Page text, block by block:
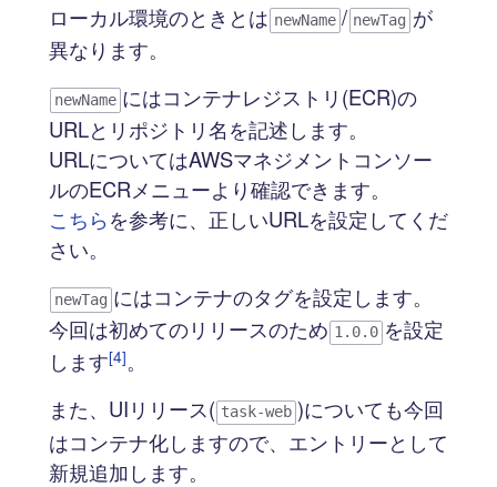
ローカル環境のときとは newName / newTag が
異なります。
newName にはコンテナレジストリ(ECR)の
URLとリポジトリ名を記述します。
URLについてはAWSマネジメントコンソー
ルのECRメニューより確認できます。
こちらを参考に、正しいURLを設定してくだ
さい。
newTag にはコンテナのタグを設定します。
今回は初めてのリリースのため 1.0.0 を設定
します[4]。
また、UIリリース( task-web )についても今回
はコンテナ化しますので、エントリーとして
新規追加します。